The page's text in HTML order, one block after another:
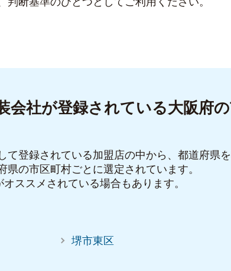
会社が登録されている大阪府
て登録されている加盟店の中から、都道府県を
県の市区町村ごとに選定されています。
ススメされている場合もあります。
堺市東区